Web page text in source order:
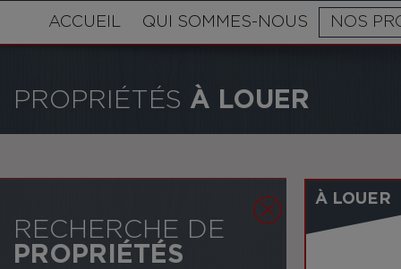
ACCUEIL QUI SOMMES-NOUS NOS
PROPRIÉTÉS À LOUER
RECHERCHE DE
PROPRIÉTÉS
À LOUER